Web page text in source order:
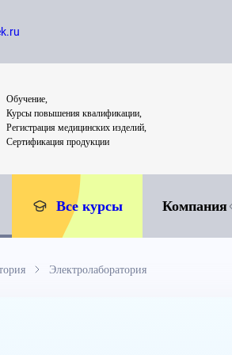
Обучение,
Курсы повышения квалификации,
Регистрация медицинских изделий,
Сертификация продукции
Все курсы Компания
Электролаборатория